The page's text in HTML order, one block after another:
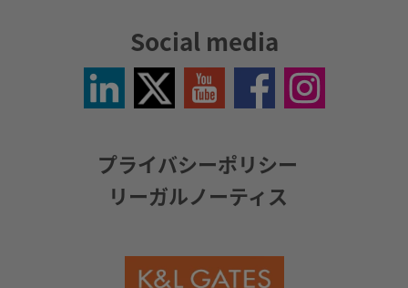
プライバシーポリシー
リーガルノーティス
Social media
LinkedInTwitter
X
YouTubeFacebookInstagram